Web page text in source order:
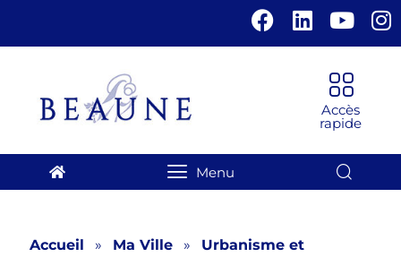
Accueil » Ma Ville »
Urbanisme et